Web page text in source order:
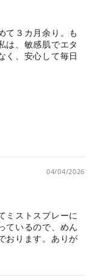
て３カ月余り。も
は、敏感肌でエタ
く、安心して毎日
04/04/2026
ミストスプレーに
ているので、めん
おります。ありが